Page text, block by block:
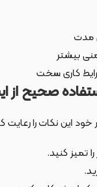
مدت
بیشتر
کاری سخت
صحیح از
خود این نکات را رعایت
تمیز کنید.